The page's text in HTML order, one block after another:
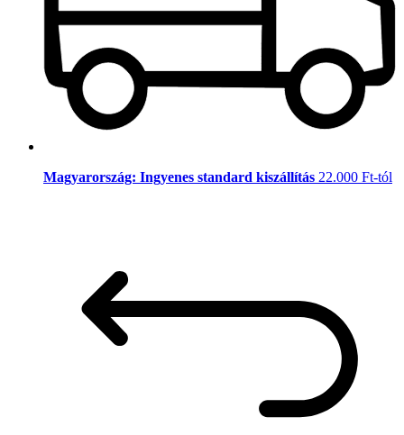
Magyarország: Ingyenes standard kiszállítás 22.000 Ft-tól